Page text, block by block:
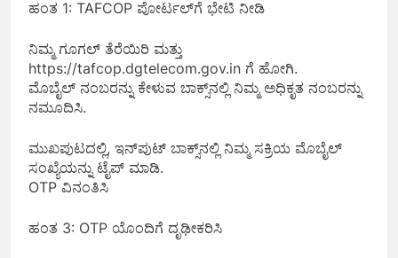
ಹಂತ 1: TAFCOP ಪೋರ್ಟಲ್‌ಗೆ ಭೇಟಿ ನೀಡಿ
ನಿಮ್ಮ ಗೂಗಲ್ ತೆರೆಯಿರಿ ಮತ್ತು
https://tafcop.dgtelecom.gov.in ಗೆ ಹೋಗಿ.
ಮೊಬೈಲ್ ನಂಬರನ್ನು ಕೇಳುವ ಬಾಕ್ಸ್‌ನಲ್ಲಿ ನಿಮ್ಮ ಅಧಿಕೃತ ನಂಬರನ್ನು
ನಮೂದಿಸಿ.
ಮುಖಪುಟದಲ್ಲಿ, ಇನ್‌ಪುಟ್ ಬಾಕ್ಸ್‌ನಲ್ಲಿ ನಿಮ್ಮ ಸಕ್ರಿಯ ಮೊಬೈಲ್
ಸಂಖ್ಯೆಯನ್ನು ಟೈಪ್ ಮಾಡಿ.
OTP ವಿನಂತಿಸಿ
ಹಂತ 3: OTP ಯೊಂದಿಗೆ ದೃಢೀಕರಿಸಿ